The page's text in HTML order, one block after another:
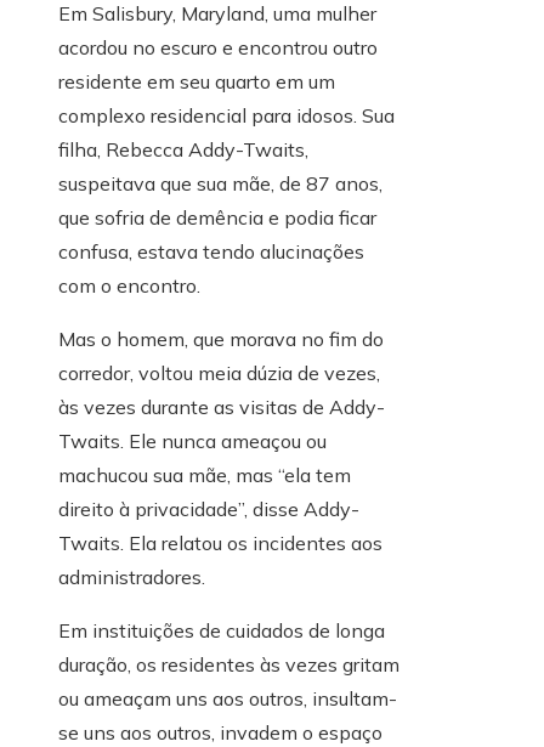
Em Salisbury, Maryland, uma mulher
acordou no escuro e encontrou outro
residente em seu quarto em um
complexo residencial para idosos. Sua
filha, Rebecca Addy-Twaits,
suspeitava que sua mãe, de 87 anos,
que sofria de demência e podia ficar
confusa, estava tendo alucinações
com o encontro.
Mas o homem, que morava no fim do
corredor, voltou meia dúzia de vezes,
às vezes durante as visitas de Addy-
Twaits. Ele nunca ameaçou ou
machucou sua mãe, mas “ela tem
direito à privacidade”, disse Addy-
Twaits. Ela relatou os incidentes aos
administradores.
Em instituições de cuidados de longa
duração, os residentes às vezes gritam
ou ameaçam uns aos outros, insultam-
se uns aos outros, invadem o espaço